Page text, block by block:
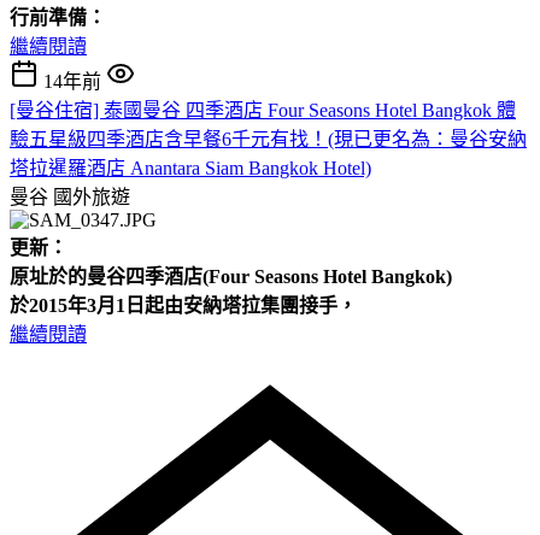
行前準備：
繼續閱讀
14年前
[曼谷住宿] 泰國曼谷 四季酒店 Four Seasons Hotel Bangkok 體
驗五星級四季酒店含早餐6千元有找！(現已更名為：曼谷安納
塔拉暹羅酒店 Anantara Siam Bangkok Hotel)
曼谷 國外旅遊
更新：
原址於的曼谷四季酒店(Four Seasons Hotel Bangkok)
於2015年3月1日起由安納塔拉集團接手，
繼續閱讀